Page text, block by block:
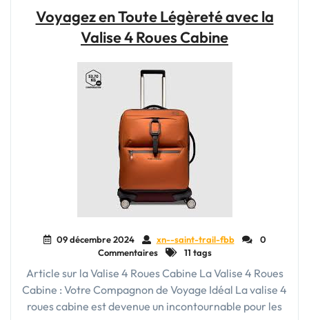
Le
Sac
de
Femme"
Voyagez en Toute Légèreté avec la
Valise 4 Roues Cabine
09 décembre 2024 xn--saint-trail-fbb
0
Commentaires
11 tags
Article sur la Valise 4 Roues Cabine La Valise 4 Roues
Cabine : Votre Compagnon de Voyage Idéal La valise 4
roues cabine est devenue un incontournable pour les